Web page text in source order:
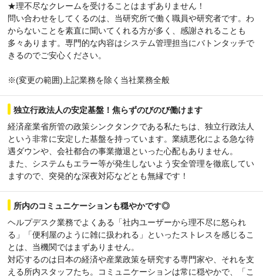
★理不尽なクレームを受けることはまずありません！
問い合わせをしてくるのは、当研究所で働く職員や研究者です。わ
からないことを素直に聞いてくれる方が多く、感謝されることも
多々あります。専門的な内容はシステム管理担当にバトンタッチで
きるのでご安心ください。
※(変更の範囲)上記業務を除く当社業務全般
独立行政法人の安定基盤！焦らずのびのび働けます
経済産業省所管の政策シンクタンクである私たちは、独立行政法人
という非常に安定した基盤を持っています。業績悪化による急な待
遇ダウンや、会社都合の事業撤退といった心配もありません。
また、システムもエラー等が発生しないよう安全管理を徹底してい
ますので、突発的な深夜対応などとも無縁です！
所内のコミュニケーションも穏やかです◎
ヘルプデスク業務でよくある「社内ユーザーから理不尽に怒られ
る」「便利屋のように雑に扱われる」といったストレスを感じるこ
とは、当機関ではまずありません。
対応するのは日本の経済や産業政策を研究する専門家や、それを支
える所内スタッフたち。コミュニケーションは常に穏やかで、「こ